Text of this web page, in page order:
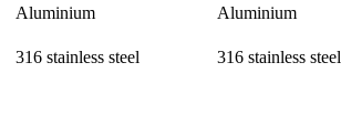
Aluminium Aluminium
316 stainless steel 316 stainless steel